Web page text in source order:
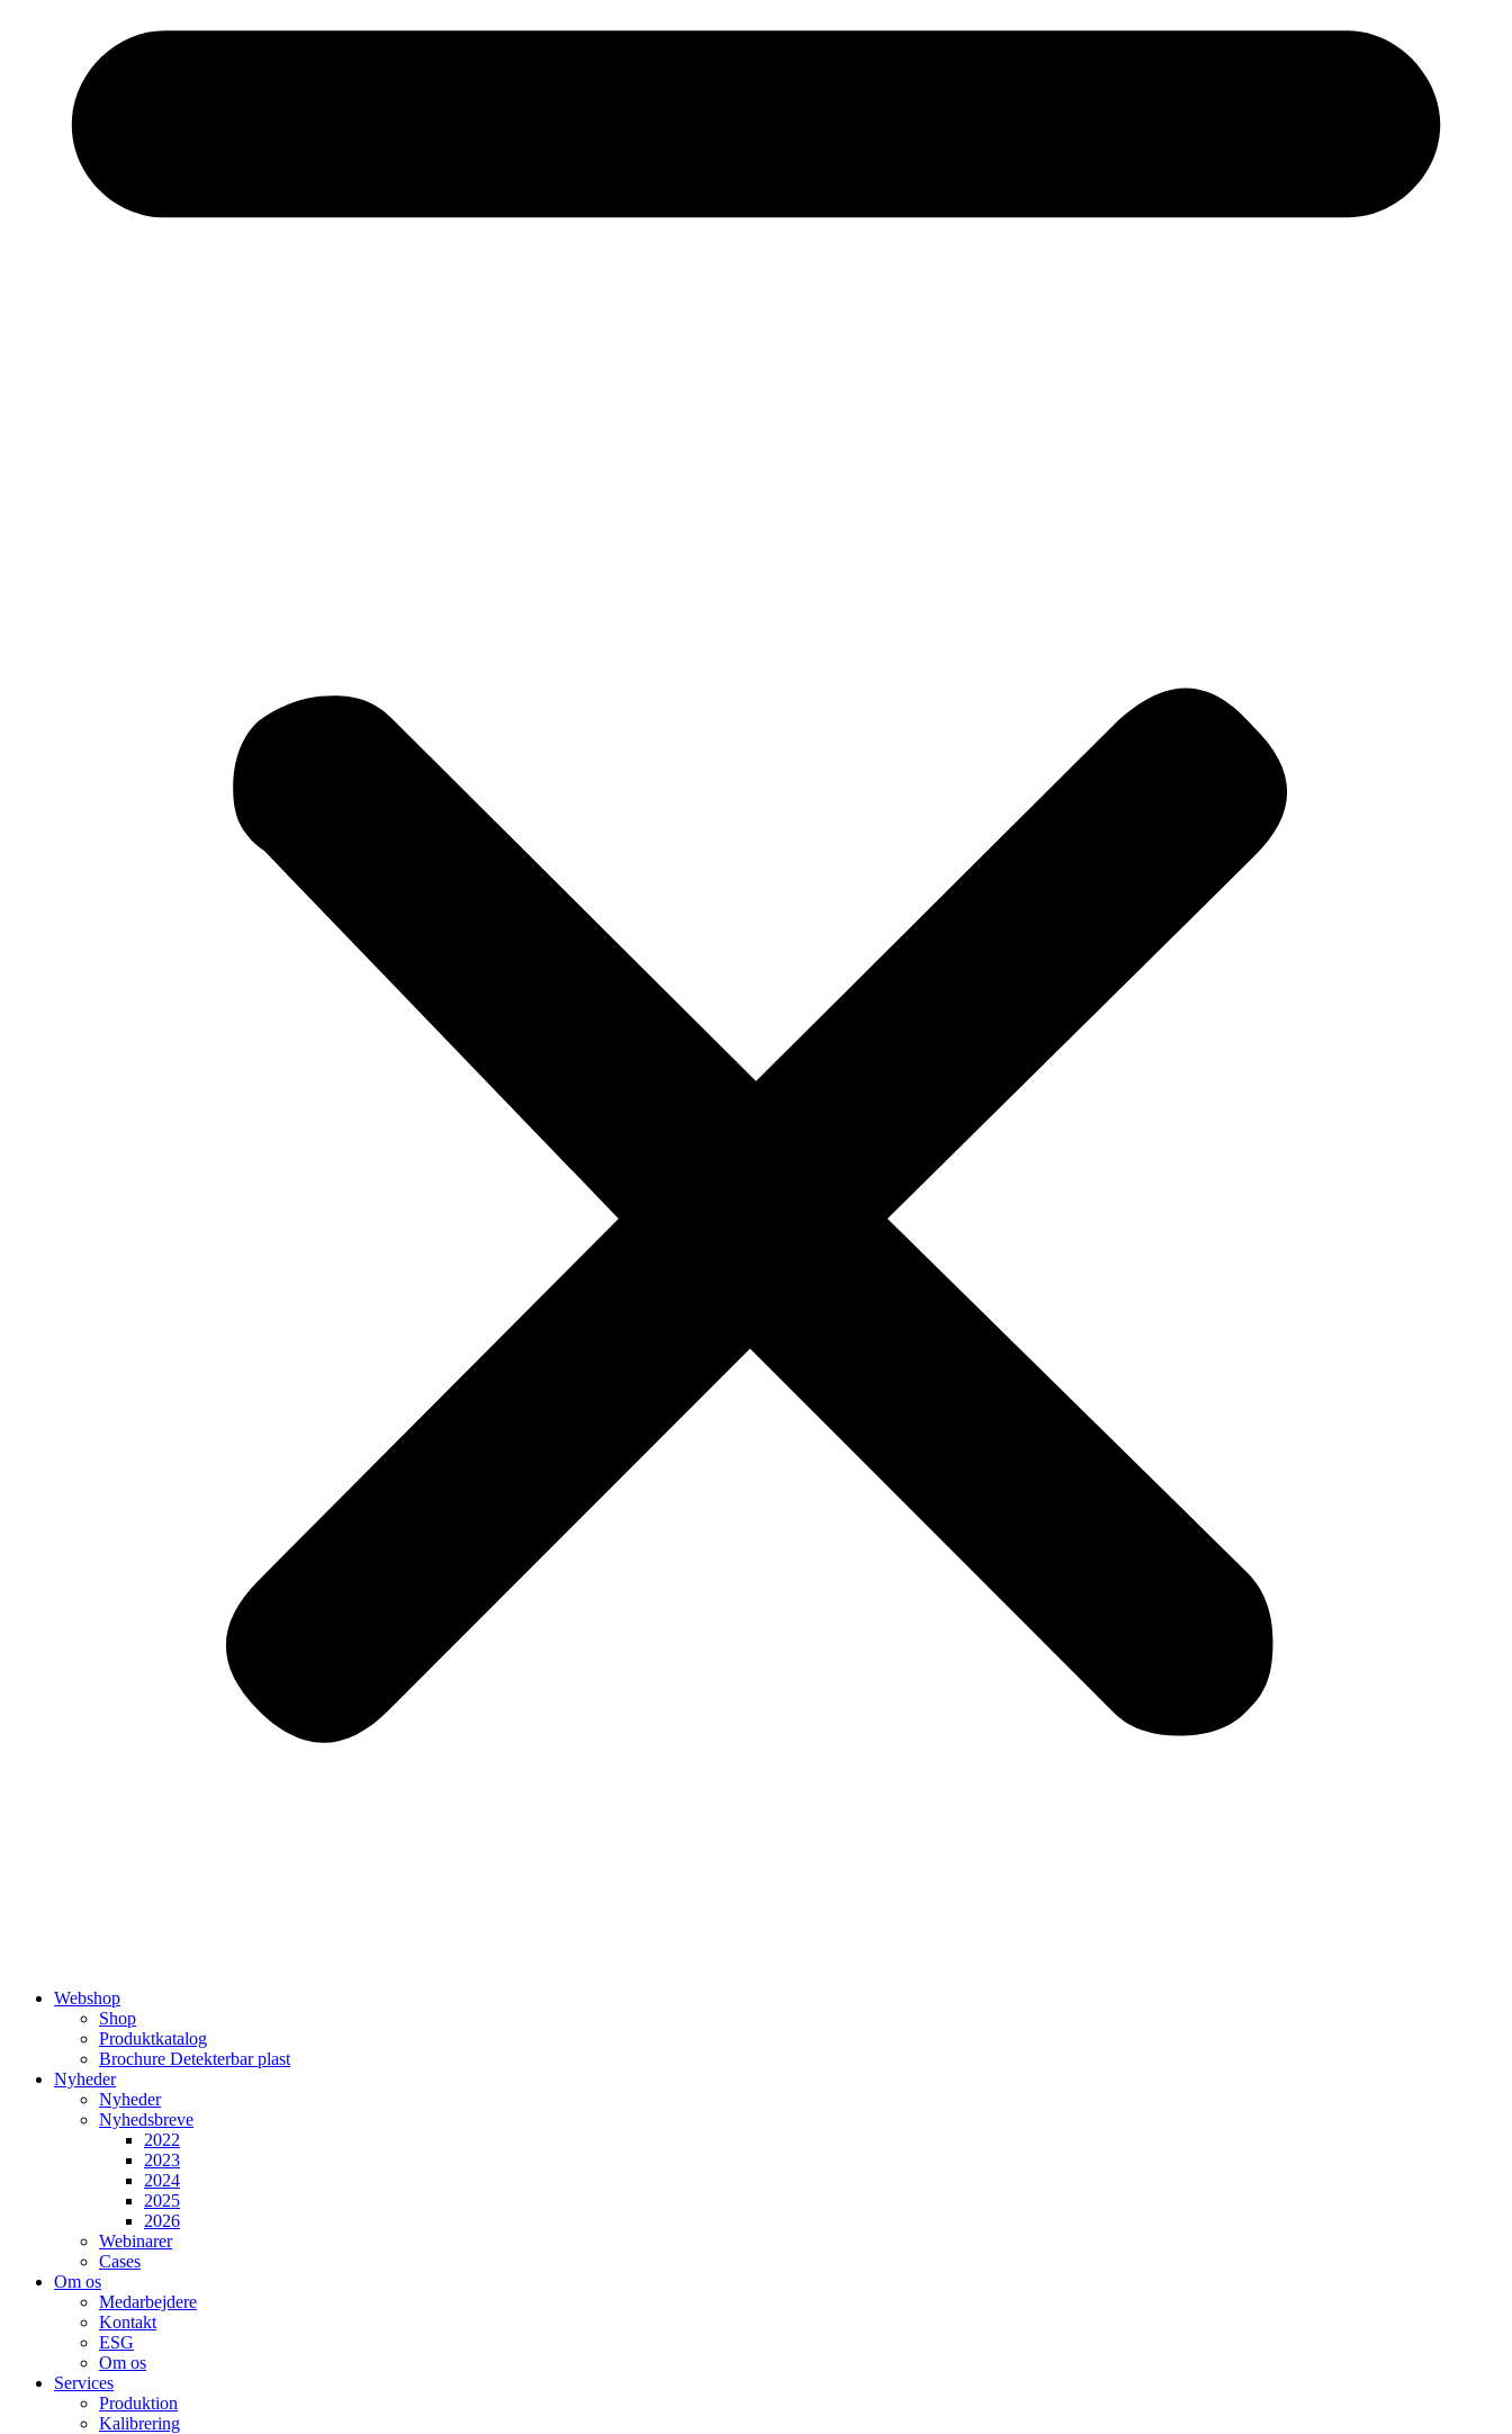
Webshop
Shop
Produktkatalog
Brochure Detekterbar plast
Nyheder
Nyheder
Nyhedsbreve
2022
2023
2024
2025
2026
Webinarer
Cases
Om os
Medarbejdere
Kontakt
ESG
Om os
Services
Produktion
Kalibrering